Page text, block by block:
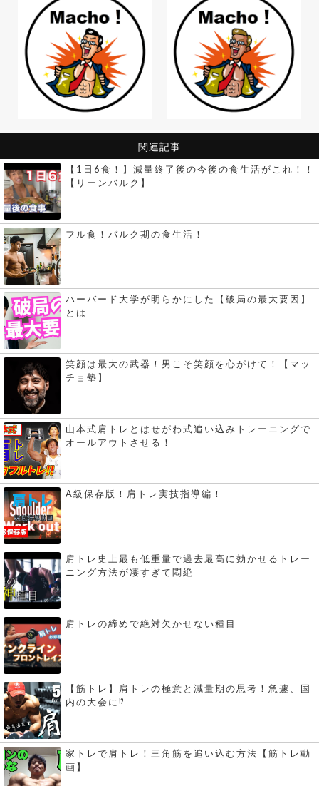
関連記事
【1日6食！】減量終了後の今後の食生活がこれ！！
【リーンバルク】
フル食！バルク期の食生活！
ハーバード大学が明らかにした【破局の最大要因】
とは
笑顔は最大の武器！男こそ笑顔を心がけて！【マッ
チョ塾】
山本式肩トレとはせがわ式追い込みトレーニングで
オールアウトさせる！
A級保存版！肩トレ実技指導編！
肩トレ史上最も低重量で過去最高に効かせるトレー
ニング方法が凄すぎて悶絶
肩トレの締めで絶対欠かせない種目
【筋トレ】肩トレの極意と減量期の思考！急遽、国
内の大会に⁉︎
家トレで肩トレ！三角筋を追い込む方法【筋トレ動
画】